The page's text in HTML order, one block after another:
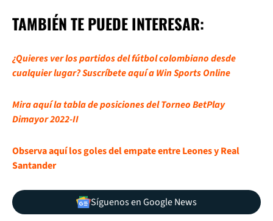
TAMBIÉN TE PUEDE INTERESAR:
¿Quieres ver los partidos del fútbol colombiano desde
cualquier lugar? Suscríbete aquí a Win Sports Online
Mira aquí la tabla de posiciones del Torneo BetPlay
Dimayor 2022-II
Observa aquí los goles del empate entre Leones y Real
Santander
Síguenos en Google News